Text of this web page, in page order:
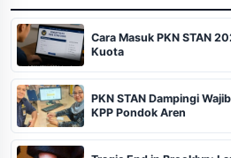
Cara Masuk PKN STAN
Kuota
PKN STAN Dampingi
KPP Pondok Aren